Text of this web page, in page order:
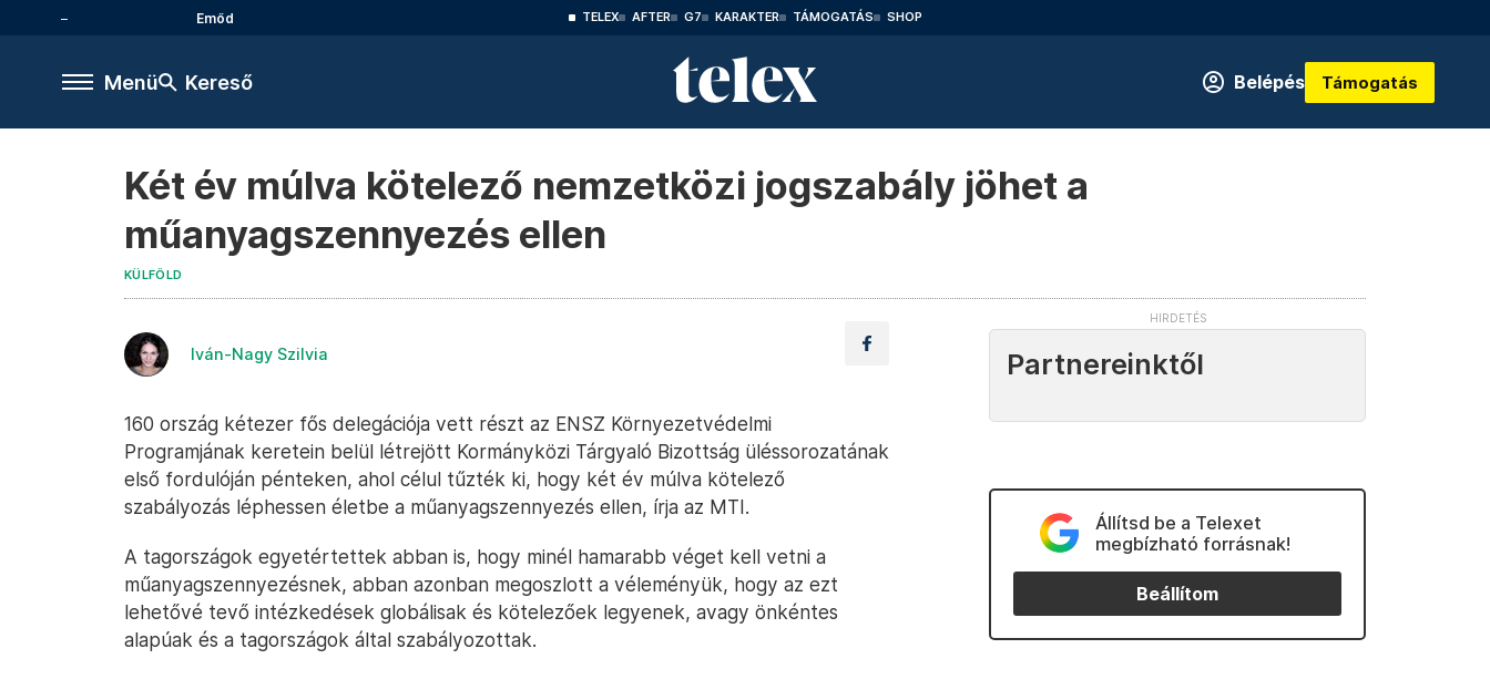
Emőd TELEX AFTER G7 KARAKTER TÁMOGATÁS SHOP
Menü Kereső Belépés Támogatás
Két év múlva kötelező nemzetközi jogszabály jöhet a
műanyagszennyezés ellen
KÜLFÖLD
Iván-Nagy Szilvia
160 ország kétezer fős delegációja vett részt az ENSZ Környezetvédelmi
Programjának keretein belül létrejött Kormányközi Tárgyaló Bizottság üléssorozatának
első fordulóján pénteken, ahol célul tűzték ki, hogy két év múlva kötelező
szabályozás léphessen életbe a műanyagszennyezés ellen, írja az MTI.
A tagországok egyetértettek abban is, hogy minél hamarabb véget kell vetni a
műanyagszennyezésnek, abban azonban megoszlott a véleményük, hogy az ezt
lehetővé tevő intézkedések globálisak és kötelezőek legyenek, avagy önkéntes
alapúak és a tagországok által szabályozottak.
Partnereinktől
Állítsd be a Telexet
megbízható forrásnak!
Beállítom